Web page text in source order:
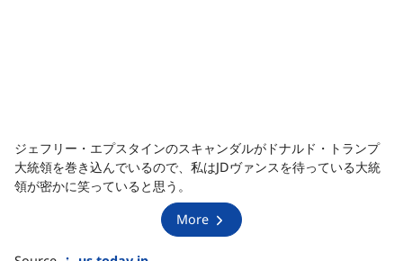
ジェフリー・エプスタインのスキャンダルがドナルド・トランプ
大統領を巻き込んでいるので、私はJDヴァンスを待っている大統
領が密かに笑っていると思う。
More